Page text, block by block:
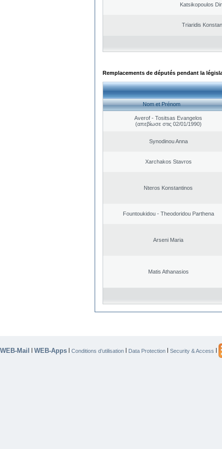
Katsikopoulos
Triaridis
Remplacements de députés pendant la
Nom et Prénom
Averof - Tositsas Evangelos
(απεβίωσε στις 02/01/1990)
Synodinou Anna
Xarchakos Stavros
Nteros Konstantinos
Fountoukidou - Theodoridou Parthena
Arseni Maria
Matis Athanasios
WEB-Mail | WEB-Apps | Conditions d’utilisation | Data Protection | Security & Access |